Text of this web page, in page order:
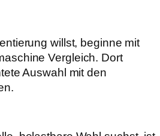
willst, beginne mit
Vergleich. Dort
Auswahl mit den